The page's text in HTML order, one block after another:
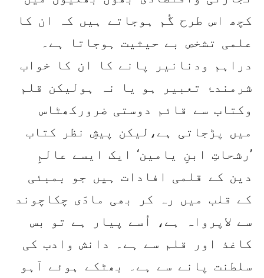
کچھ اس طرح گُم ہوجاتے ہیں کہ ان کا
علمی تشخص بے حیثیت ہوجاتا ہے۔
دراہم ودنانیر پانے کا ان کا خواب
شرمندۂ تعبیر ہو یا نہ ہولیکن قلم
وکتاب سے قائم دوستی ضرورکھٹاس
میں پڑجاتی ہے،لیکن پیشِ نظر کتاب
’رشحاتِ ابنِ یامین‘ ایک ایسے عالمِ
دین کے قلمی افادات ہیں جو بمبئی
کے قلب میں رہ کر بھی مادّی چکاچوند
سے لاپرواہ ہے، اُسے پیار ہے تو بس
کاغذ اور قلم سے ہے۔ دانش وادب کی
سلطنت پانے سے ہے۔ بھٹکے ہوئے آہو